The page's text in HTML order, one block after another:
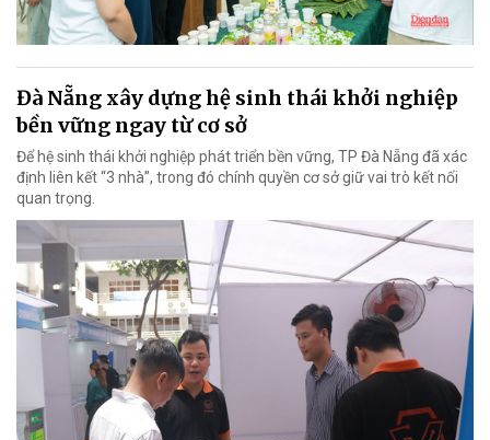
Đà Nẵng xây dựng hệ sinh thái khởi nghiệp
bền vững ngay từ cơ sở
Để hệ sinh thái khởi nghiệp phát triển bền vững, TP Đà Nẵng đã xác
định liên kết “3 nhà”, trong đó chính quyền cơ sở giữ vai trò kết nối
quan trọng.